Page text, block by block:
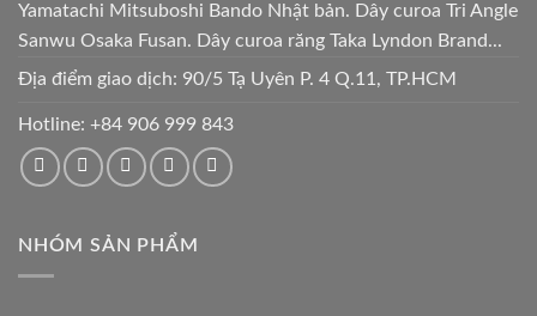
Yamatachi Mitsuboshi Bando Nhật bản. Dây curoa Tri Angle
Sanwu Osaka Fusan. Dây curoa răng Taka Lyndon Brand...
Địa điểm giao dịch: 90/5 Tạ Uyên P. 4 Q.11, TP.HCM
Hotline: +84 906 999 843
NHÓM SẢN PHẨM